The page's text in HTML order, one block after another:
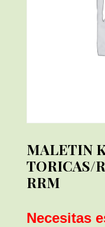
MALETIN
TORICAS/
RRM
Necesitas